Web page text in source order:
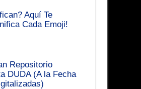
Aquí Te
Cada Emoji!
Repositorio
DUDA (A la Fecha